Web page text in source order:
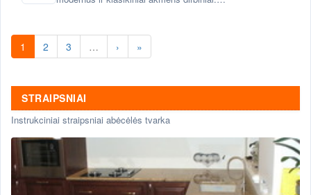
Paminklai, antkapiai.
1 2 3 … › »
STRAIPSNIAI
Instrukciniai straipsniai abėcėlės tvarka